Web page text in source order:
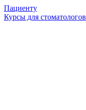
Пациенту
Курсы для стоматологов